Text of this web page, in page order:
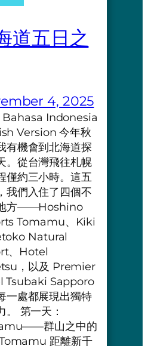
道五日之
4, 2025
Bahasa Indonesia
Version 今年秋
有機會到北海道探
。從台灣飛往札幌
僅約三小時。這五
我們入住了四個不
方——Hoshino
Tomamu、Kiki
Natural
、Hotel
，以及 Premier
Tsubaki Sapporo
處都展現出獨特
。 第一天：
群山之中的
距離新千